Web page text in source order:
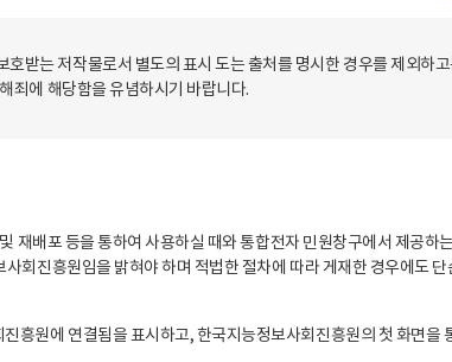
받는 저작물로서 별도의 표시 도는 출처를 명시한 경우를 제외하
죄에 해당함을 유념하시기 바랍니다.
재배포 등을 통하여 사용하실 때와 통합전자 민원창구에서 제공
회진흥원임을 밝혀야 하며 적법한 절차에 따라 게재한 경우에도
흥원에 연결됨을 표시하고, 한국지능정보사회진흥원의 첫 화면